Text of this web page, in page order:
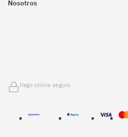
Nosotros
Pago online seguro